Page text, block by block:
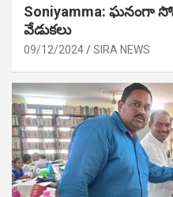
Soniyamma: ఘ‌నంగా
వేడుక‌లు
09/12/2024 SIRA NEWS